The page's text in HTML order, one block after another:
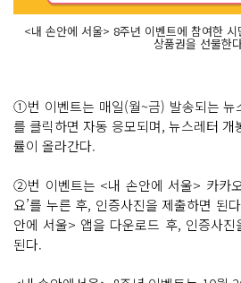
<내 손안에 서울> 8주년 이벤트에 참여한
상품권을 선물한
①번 이벤트는 매일(월~금) 발송되는 뉴
를 클릭하면 자동 응모되며, 뉴스레터
률이 올라간다.
②번 이벤트는 <내 손안에 서울> 카카
요’를 누른 후, 인증사진을 제출하면
안에 서울> 앱을 다운로드 후, 인증사
된다.